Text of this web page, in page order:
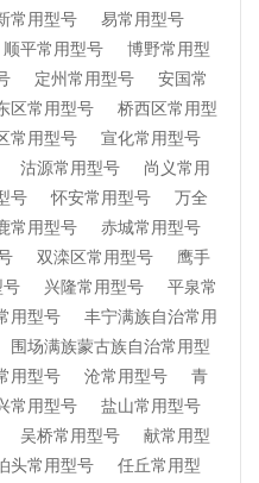
常用型号
易常用型号
顺平常用型号
博野常用型
定州常用型号
安国常
区常用型号
桥西区常用型
常用型号
宣化常用型号
沽源常用型号
尚义常用
号 怀安常用型号
万全
常用型号
赤城常用型号
双滦区常用型号
鹰手
号 兴隆常用型号
平泉常
用型号
丰宁满族自治常用
围场满族蒙古族自治常用型
用型号 沧常用型号
青
常用型号
盐山常用型号
吴桥常用型号
献常用型
头常用型号
任丘常用型